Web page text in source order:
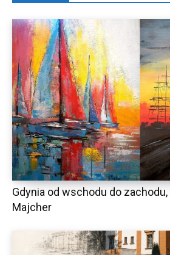
Gdynia od wschodu do
Majcher